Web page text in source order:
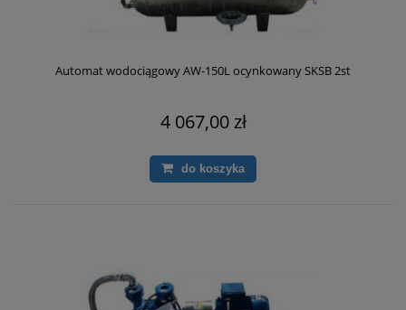
Automat wodociągowy AW-150L ocynkowany SKSB 2st
4 067,00 zł
do koszyka